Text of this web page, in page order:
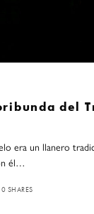
del
era un llanero
él…
0 SHARES